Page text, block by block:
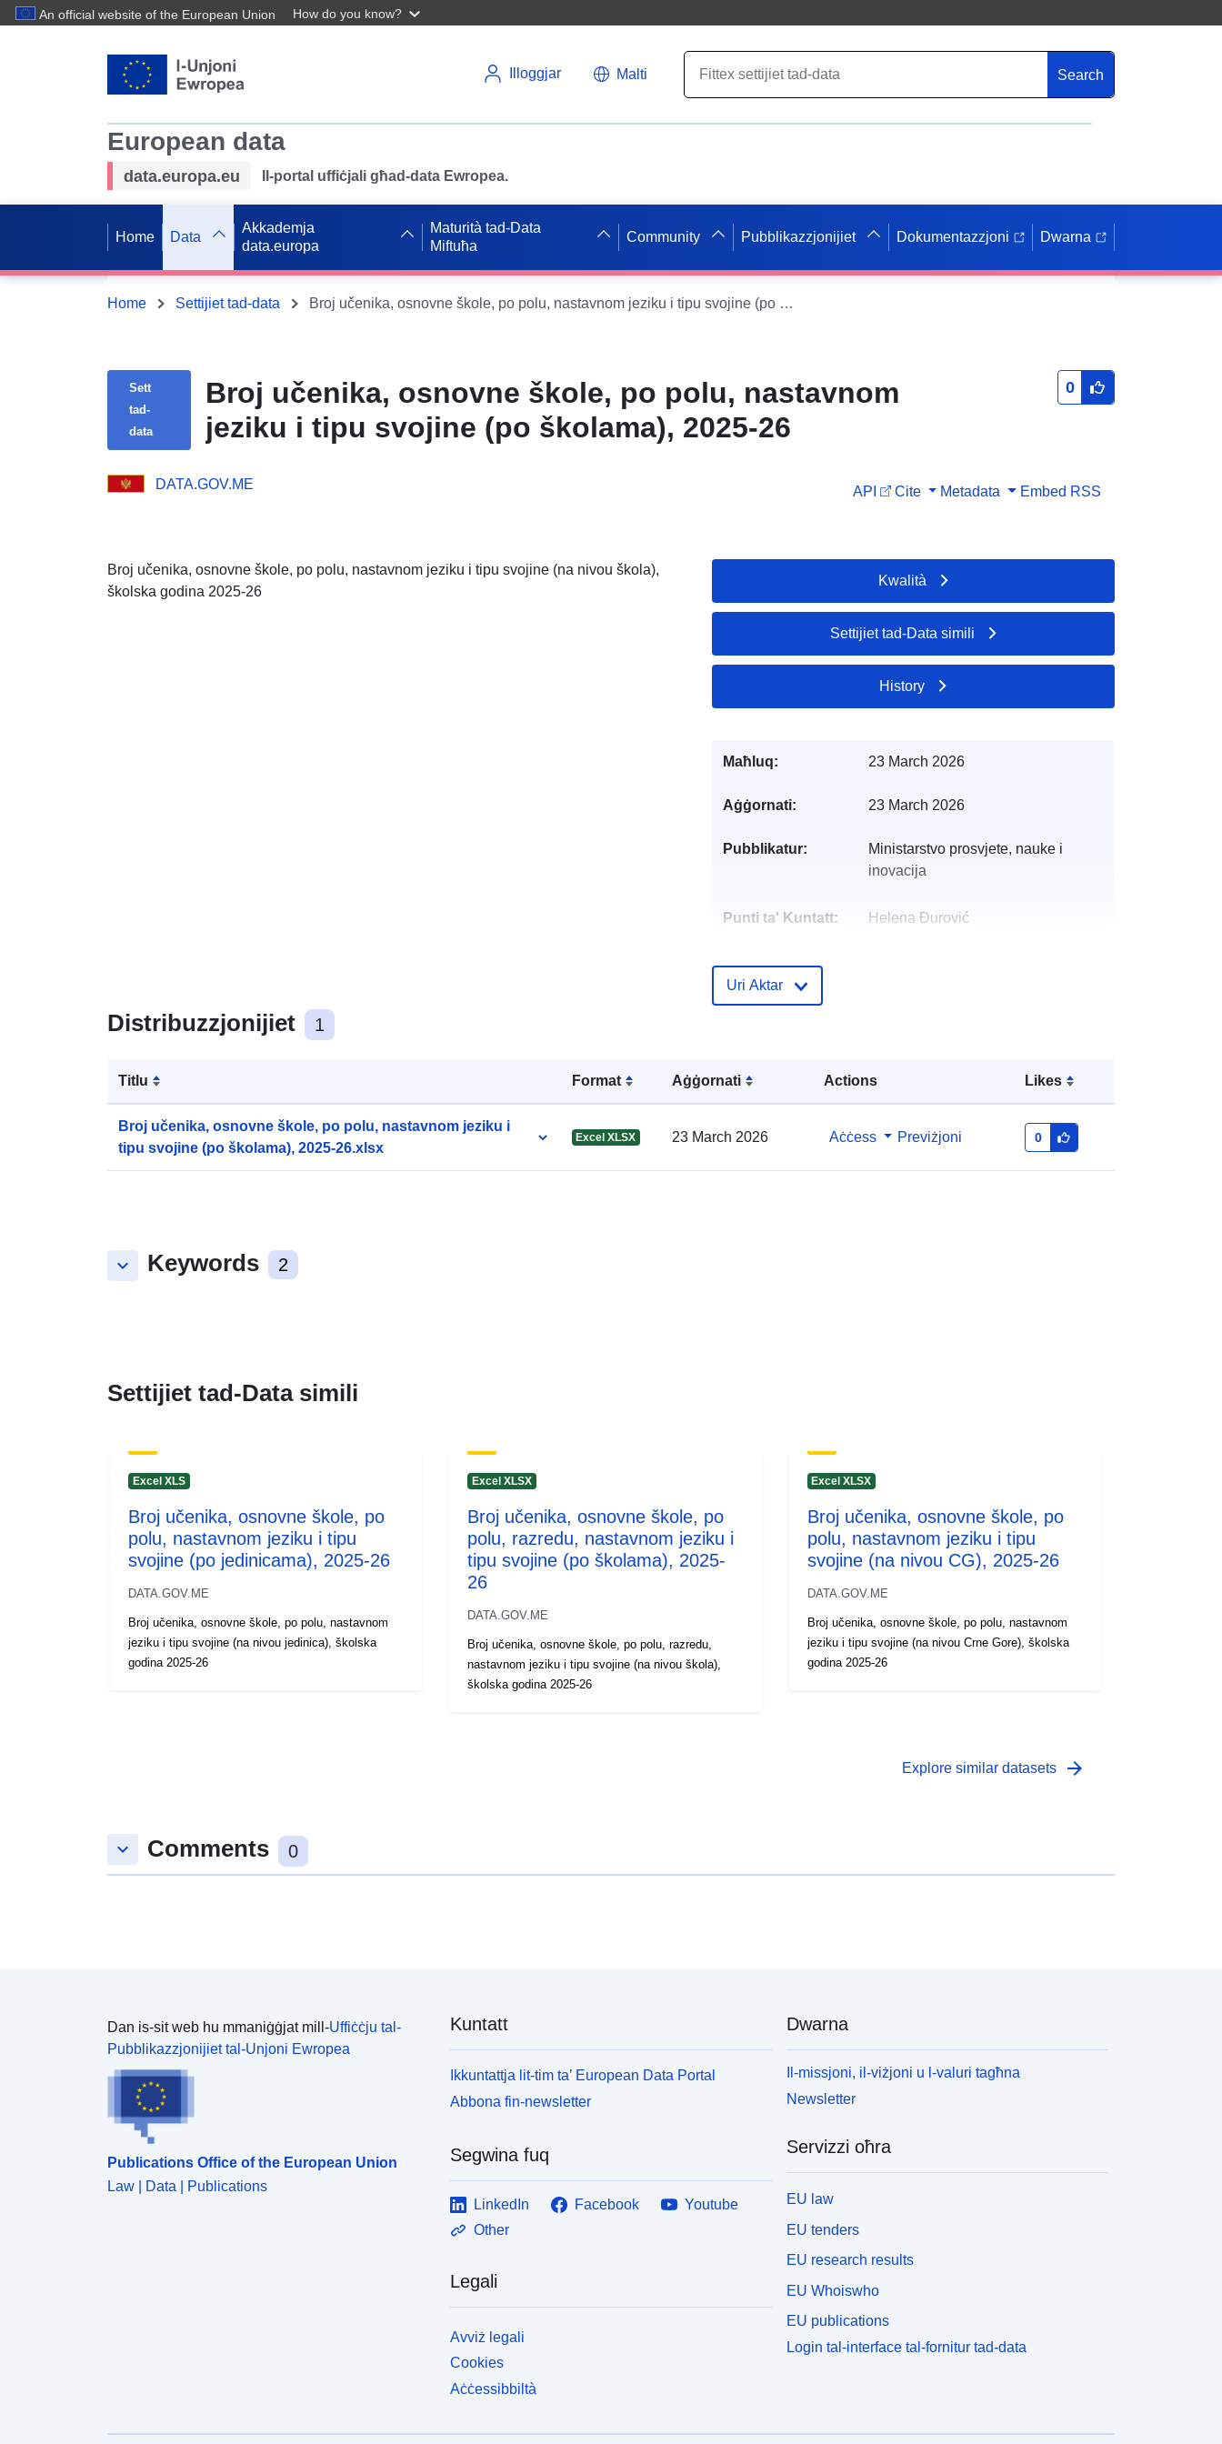
An official website of the European Union How do you know?
Illoggjar Malti Search
European data
data.europa.eu Il-portal uffiċjali għad-data Ewropea.
Home Data
Akkademja
data.europa
Maturità tad-Data
Miftuħa
Community Pubblikazzjonijiet Dokumentazzjoni Dwarna
Home Settijiet tad-data Broj učenika, osnovne škole, po polu, nastavnom jeziku i tipu svojine (po školama), 2025-26
Sett
tad-
data
Broj učenika, osnovne škole, po polu, nastavnom
jeziku i tipu svojine (po školama), 2025-26
0
DATA.GOV.ME API Cite Metadata Embed RSS
Broj učenika, osnovne škole, po polu, nastavnom jeziku i tipu svojine (na nivou škola),
školska godina 2025-26
Distribuzzjonijiet 1
Titlu Format Aġġornati Actions Likes
Broj učenika, osnovne škole, po polu, nastavnom jeziku i
tipu svojine (po školama), 2025-26.xlsx
Excel XLSX 23 March 2026 Aċċess Previżjoni 0
keyboard_arrow_down Keywords 2
Kwalità
Settijiet tad-Data simili
History
Maħluq: 23 March 2026
Aġġornati: 23 March 2026
Pubblikatur:
Ministarstvo prosvjete, nauke i
inovacija
Punti ta' Kuntatt: Helena Đurović
Reġistru tal-
Katalgu:
Identifikaturi:
b69042f6-d7cd-43f8-8991-
201a849c6d1a
uriRef:
http://data.europa.eu/88u/dataset/b6
9042f6-d7cd-43f8-8991-
Uri Aktar
Settijiet tad-Data simili
Excel XLS
Broj učenika, osnovne škole, po
polu, nastavnom jeziku i tipu
svojine (po jedinicama), 2025-26
DATA.GOV.ME
Broj učenika, osnovne škole, po polu, nastavnom
jeziku i tipu svojine (na nivou jedinica), školska
godina 2025-26
Excel XLSX
Broj učenika, osnovne škole, po
polu, razredu, nastavnom jeziku i
tipu svojine (po školama), 2025-
26
DATA.GOV.ME
Broj učenika, osnovne škole, po polu, razredu,
nastavnom jeziku i tipu svojine (na nivou škola),
školska godina 2025-26
Excel XLSX
Broj učenika, osnovne škole, po
polu, nastavnom jeziku i tipu
svojine (na nivou CG), 2025-26
DATA.GOV.ME
Broj učenika, osnovne škole, po polu, nastavnom
jeziku i tipu svojine (na nivou Crne Gore), školska
godina 2025-26
Explore similar datasets arrow_forward
keyboard_arrow_down Comments 0
Dan is-sit web hu mmaniġġjat mill-Uffiċċju tal-
Pubblikazzjonijiet tal-Unjoni Ewropea
Publications Office of the European Union
Law | Data | Publications
Kuntatt
Ikkuntattja lit-tim ta’ European Data Portal
Abbona fin-newsletter
Segwina fuq
LinkedIn Facebook
Youtube
Other
Legali
Avviż legali
Cookies
Aċċessibbiltà
Dwarna
Il-missjoni, il-viżjoni u l-valuri tagħna
Newsletter
Servizzi oħra
EU law
EU tenders
EU research results
EU Whoiswho
EU publications
Login tal-interface tal-fornitur tad-data